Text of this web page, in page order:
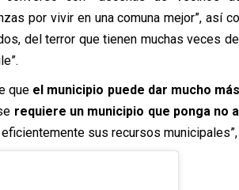
por vivir en una comuna mejor”, así
del terror que tienen muchas veces
que el municipio puede dar mucho
requiere un municipio que ponga no
sus recursos municipales”,